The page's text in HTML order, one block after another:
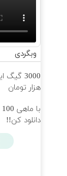
وبگردی
هزار تومان
دانلود کن!!